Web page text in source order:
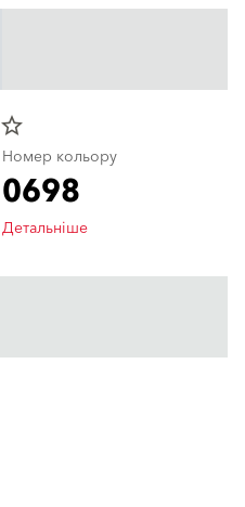
star_border
Номер кольору
0698
Детальніше